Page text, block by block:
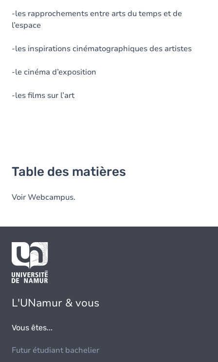
-les rapprochements entre arts du temps et de
l’espace
-les inspirations cinématographiques des artistes
-le cinéma d’exposition
-les films sur l’art
Table des matières
Voir Webcampus.
L'UNamur & vous
Vous êtes...
Futur étudiant bachelier